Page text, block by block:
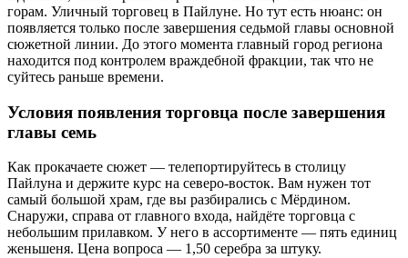
горам. Уличный торговец в Пайлуне. Но тут есть нюанс: он
появляется только после завершения седьмой главы основной
сюжетной линии. До этого момента главный город региона
находится под контролем враждебной фракции, так что не
суйтесь раньше времени.
Условия появления торговца после завершения
главы семь
Как прокачаете сюжет — телепортируйтесь в столицу
Пайлуна и держите курс на северо-восток. Вам нужен тот
самый большой храм, где вы разбирались с Мёрдином.
Снаружи, справа от главного входа, найдёте торговца с
небольшим прилавком. У него в ассортименте — пять единиц
женьшеня. Цена вопроса — 1,50 серебра за штуку.